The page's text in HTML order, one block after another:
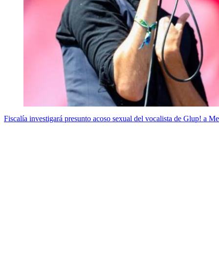
Fiscalía investigará presunto acoso sexual del vocalista de Glup! a